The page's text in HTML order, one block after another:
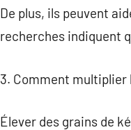
De plus, ils peuvent
recherches indiquent
3. Comment multiplier
Élever des grains de